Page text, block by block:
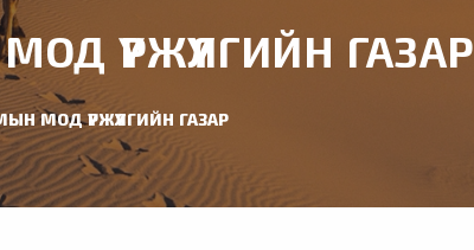
ҮРЖҮҮЛГИЙН ГАЗАР
МОД ҮРЖҮҮЛГИЙН ГАЗАР